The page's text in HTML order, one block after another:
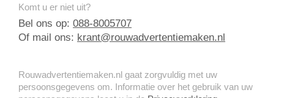
Komt u er niet uit?
Bel ons op: 088-8005707
Of mail ons: krant@rouwadvertentiemaken.nl
Rouwadvertentiemaken.nl gaat zorgvuldig met uw
persoonsgegevens om. Informatie over het gebruik van uw